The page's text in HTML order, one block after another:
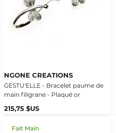
NGONE CREATIONS
GESTU'ELLE - Bracelet paume de
main filigrane - Plaqué or
215,75 $US
Fait Main